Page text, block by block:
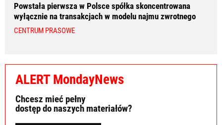
Powstała pierwsza w Polsce spółka skoncentrowana
wyłącznie na transakcjach w modelu najmu zwrotnego
CENTRUM PRASOWE
ALERT MondayNews
Chcesz mieć pełny
dostęp do naszych materiałów?